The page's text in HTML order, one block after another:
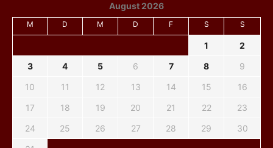
August 2026
M D M D F S S
1
2
3
4 5 6 7 8
9
10
11 12 13 14 15
16
17
18 19 20 21 22
23
24
25 26 27 28 29
30